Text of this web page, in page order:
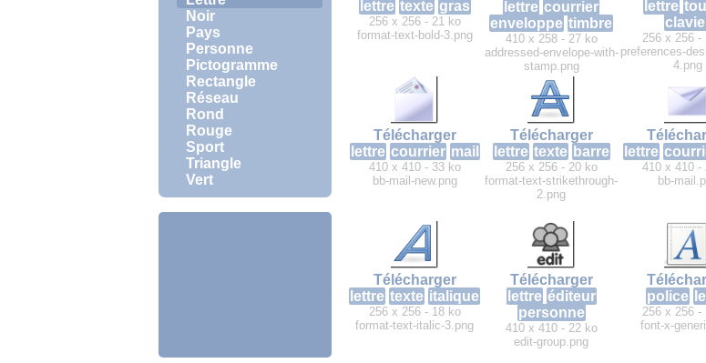
Noir
Pays
Personne
Pictogramme
Rectangle
Réseau
Rond
Rouge
Sport
Triangle
Vert
lettre texte gras
256 x 256 - 21 ko
format-text-bold-3.png
lettre courrier
enveloppe timbre
410 x 258 - 27 ko
addressed-envelope-with-
stamp.png
lettre
256 x 256 -
preferences-
4.png
Télécharger
lettre courrier mail
410 x 410 - 33 ko
bb-mail-new.png
Télécharger
lettre texte barre
256 x 256 - 20 ko
format-text-strikethrough-
2.png
lettre
410 x 410 -
bb-
Télécharger
lettre texte italique
256 x 256 - 18 ko
format-text-italic-3.png
Télécharger
lettre éditeur
personne
410 x 410 - 22 ko
edit-group.png
police
256 x 256 -
font-x-